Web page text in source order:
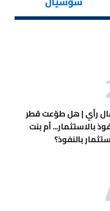
رأي | هل طوّعت قطر
بالاستثمار... أم بنت
بالنفوذ؟